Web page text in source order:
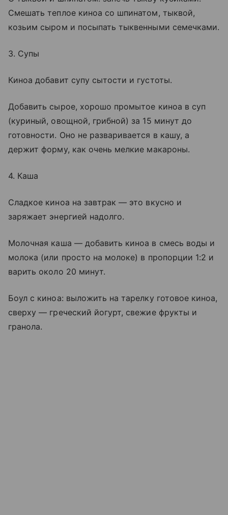
Смешать теплое киноа со шпинатом, тыквой,
козьим сыром и посыпать тыквенными семечками.
3. Супы
Киноа добавит супу сытости и густоты.
Добавить сырое, хорошо промытое киноа в суп
(куриный, овощной, грибной) за 15 минут до
готовности. Оно не разваривается в кашу, а
держит форму, как очень мелкие макароны.
4. Каша
Сладкое киноа на завтрак — это вкусно и
заряжает энергией надолго.
Молочная каша — добавить киноа в смесь воды и
молока (или просто на молоке) в пропорции 1:2 и
варить около 20 минут.
Боул с киноа: выложить на тарелку готовое киноа,
сверху — греческий йогурт, свежие фрукты и
гранола.